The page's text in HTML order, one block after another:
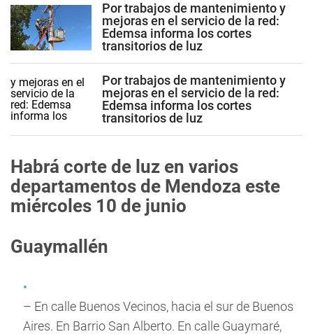
Por trabajos de mantenimiento y
mejoras en el servicio de la red:
Edemsa informa los cortes
transitorios de luz
Por trabajos de mantenimiento y
mejoras en el servicio de la red:
Edemsa informa los cortes
transitorios de luz
Habrá corte de luz en varios
departamentos de Mendoza este
miércoles 10 de junio
Guaymallén
– En calle Buenos Vecinos, hacia el sur de Buenos
Aires. En Barrio San Alberto. En calle Guaymaré,